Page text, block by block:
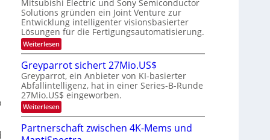
-
T
r
e
d
s
r
s
t
e
n
H
l
b
j
a
h
r
r
i
m
m
t
i
n
d
e
r
D
A
C
H
-
I
n
-
K
u
r
s
v
n
P
h
o
t
o
n
i
Mitsubishi Electric und Sony Semiconductor
Solutions gründen ein Joint Venture zur
Entwicklung intelligenter visionsbasierter
Lösungen für die Fertigungsautomatisierung.
Weiterlesen:
M
t
s
u
b
i
s
h
i
Greyparrot sichert 27Mio.US$
Greyparrot, ein Anbieter von KI-basierter
Abfallintelligenz, hat in einer Series-B-Runde
27Mio.US$ eingeworben.
Weiterlesen:
G
e
Partnerschaft zwischen 4K-Mems und